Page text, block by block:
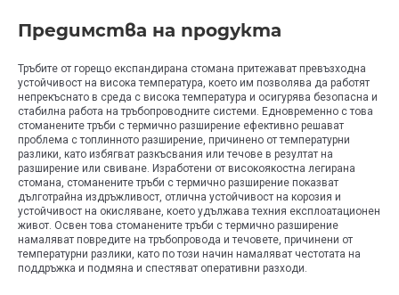
Предимства на продукта
Тръбите от горещо експандирана стомана притежават превъзходна
устойчивост на висока температура, което им позволява да работят
непрекъснато в среда с висока температура и осигурява безопасна и
стабилна работа на тръбопроводните системи. Едновременно с това
стоманените тръби с термично разширение ефективно решават
проблема с топлинното разширение, причинено от температурни
разлики, като избягват разкъсвания или течове в резултат на
разширение или свиване. Изработени от високоякостна легирана
стомана, стоманените тръби с термично разширение показват
дълготрайна издръжливост, отлична устойчивост на корозия и
устойчивост на окисляване, което удължава техния експлоатационен
живот. Освен това стоманените тръби с термично разширение
намаляват повредите на тръбопровода и течовете, причинени от
температурни разлики, като по този начин намаляват честотата на
поддръжка и подмяна и спестяват оперативни разходи.